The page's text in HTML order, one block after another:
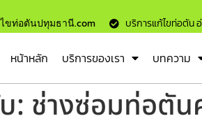
ขท่อตันปทุมธานี.com บริการแก้ไขท่อตัน
หน้าหลัก บริการของเรา บทความ
: ช่างซ่อมท่อตั